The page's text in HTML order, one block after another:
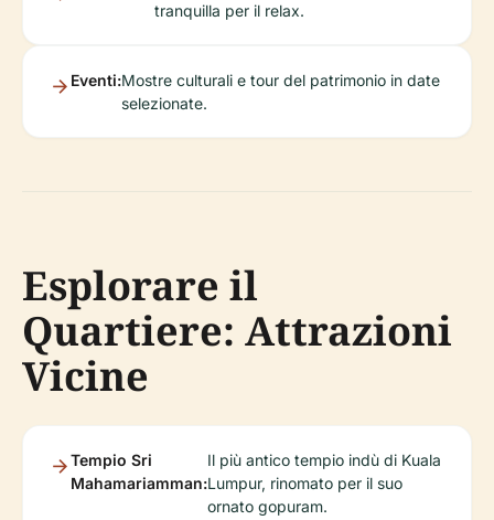
tranquilla per il relax.
Eventi:Mostre culturali e tour del patrimonio in date
selezionate.
Esplorare il
Quartiere: Attrazioni
Vicine
Tempio Sri
Mahamariamman:
Il più antico tempio indù di Kuala
Lumpur, rinomato per il suo
ornato gopuram.